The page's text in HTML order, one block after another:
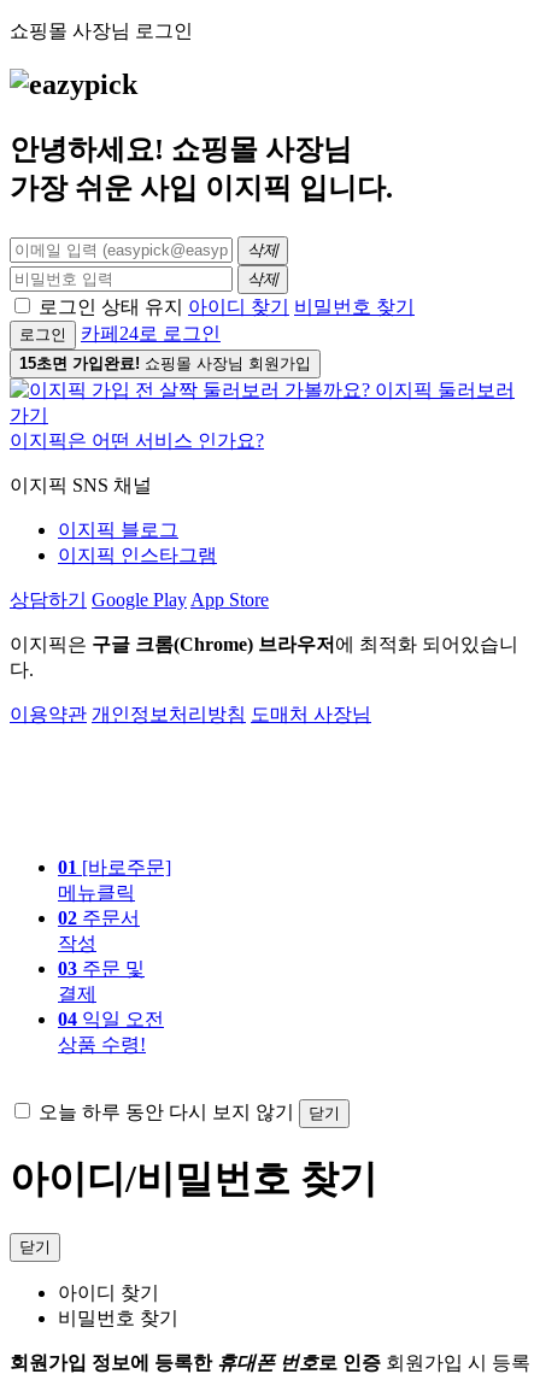
쇼핑몰 사장님 로그인
안녕하세요! 쇼핑몰 사장님
가장 쉬운 사입 이지픽 입니다.
삭제
삭제
로그인 상태 유지 아이디 찾기 비밀번호 찾기
로그인 카페24로 로그인
15초면 가입완료! 쇼핑몰 사장님 회원가입
이지픽은 어떤 서비스 인가요?
이지픽 SNS 채널
이지픽 블로그
이지픽 인스타그램
상담하기 Google Play App Store
이지픽은 구글 크롬(Chrome) 브라우저 에 최적화 되어있습니
다.
이용약관 개인정보처리방침 도매처 사장님
01 [바로주문]
메뉴클릭
02 주문서
작성
03 주문 및
결제
04 익일 오전
상품 수령!
오늘 하루 동안 다시 보지 않기 닫기
아이디/비밀번호 찾기
닫기
아이디 찾기
비밀번호 찾기
회원가입 정보에 등록한 휴대폰 번호로 인증 회원가입 시 등록